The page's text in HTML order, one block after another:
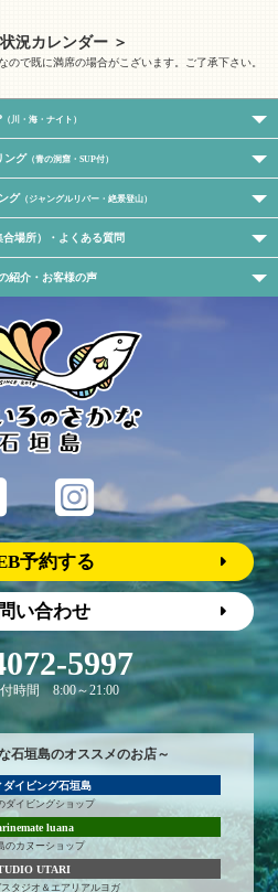
況カレンダー ＞
で既に満席の場合がこざいます。ご了承下さい。
（川・海・ナイト）
ング （青の洞窟・SUP付）
グ （ジャングルリバー・絶景登山）
合場所）・よくある質問
紹介・お客様の声
予約する
い合わせ
5997
時間 8:00～21:00
石垣島のオススメのお店～
ダイビング石垣島
ダイビングショップ
luana
のカヌーショップ
UTARI
タジオ＆エアリアルヨガ